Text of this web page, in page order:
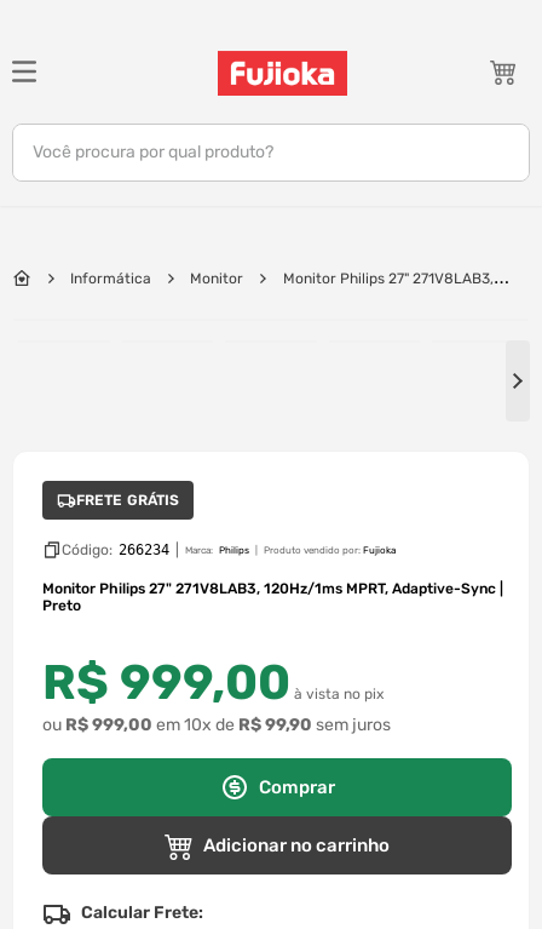
Você procura por qual produto?
Informática Monitor
Monitor Philips 27" 271V8LAB3,
FRETE GRÁTIS
Código: 266234 Marca: Philips Produto vendido por: Fujioka
Monitor Philips 27" 271V8LAB3, 120Hz/1ms MPRT, Adaptive-Sync |
Preto
R$ 999,00 à vista no pix
ou R$999,00 em10x de R$99,90 sem juros
Comprar
Adicionar no carrinho
Calcular Frete:
TERMOS MAIS BUSCADOS
1º
notebook
º
jbl